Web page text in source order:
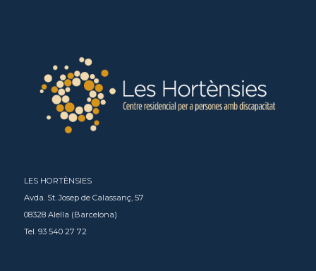
LES HORTÈNSIES
Avda. St. Josep de Calassanç, 57
08328 Alella (Barcelona)
Tel. 93 540 27 72